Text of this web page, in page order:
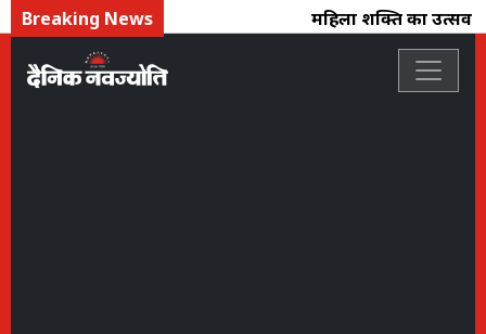
Breaking News महिला शक्ति का उत्सव